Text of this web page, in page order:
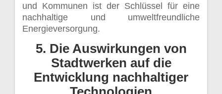
und Kommunen ist der Schlüssel für eine
nachhaltige und umweltfreundliche
Energieversorgung.
5. Die Auswirkungen von
Stadtwerken auf die
Entwicklung nachhaltiger